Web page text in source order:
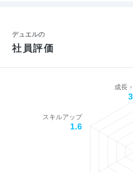
デュエルの
社員評価
成長
スキルアップ
1.6